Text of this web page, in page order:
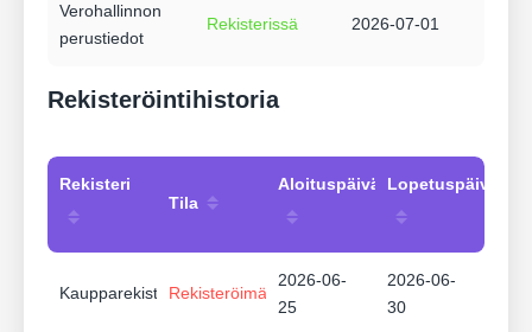
Verohallinnon
perustiedot
Rekisterissä 2026-07-01
Rekisteröintihistoria
Rekisteri
Tila
Aloituspäivämäärä
KaupparekisteriRekisteröimätön
2026-06-
25
2026-06-
30